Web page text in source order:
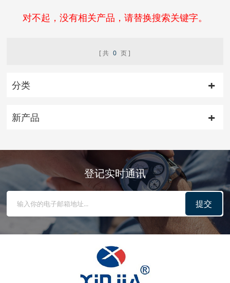
对不起，没有相关产品，请替换搜索关键字。
共 0 页
分类
新产品
登记实时通讯
提交